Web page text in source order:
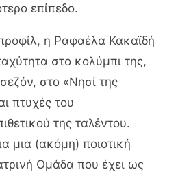
επίπεδο.
η Ραφαέλα Κακαϊδή
στο κολύμπι της,
στο «Νησί της
πτυχές του
της ταλέντου.
μια (ακόμη) ποιοτική
Ομάδα που έχει ως